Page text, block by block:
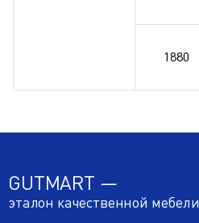
1880
GUTMART —
эталон качественной мебели